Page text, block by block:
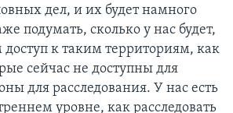
дел, и их будет намного
подумать, сколько у нас будет,
к таким территориям, как
сейчас не доступны для
для расследования. У нас есть
уровне, как расследовать